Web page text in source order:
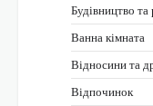
Будівництво
Ванна кімната
Відносини та
Відпочинок